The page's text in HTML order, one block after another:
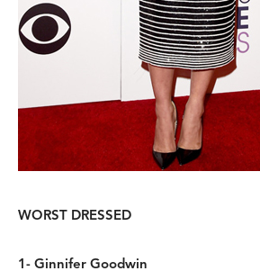
WORST DRESSED
1- Ginnifer Goodwin